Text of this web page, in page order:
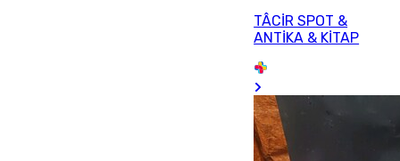
TÂCİR SPOT &
ANTİKA & KİTAP